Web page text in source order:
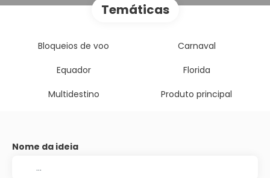
Temáticas
Bloqueios de voo
Carnaval
Equador
Florida
Multidestino
Produto principal
Nome da ideia